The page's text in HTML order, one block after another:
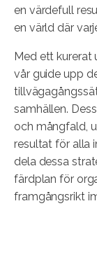
en värdefull
en värld där
Med ett kurerat
vår guide upp
samhällen.
och mångfald,
resultat för alla
dela dessa
färdplan för
framgångsrikt